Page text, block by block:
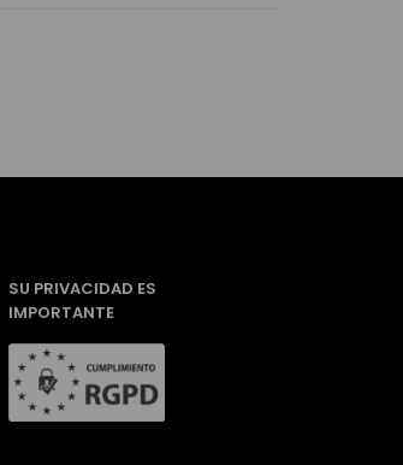
SU PRIVACIDAD ES
IMPORTANTE